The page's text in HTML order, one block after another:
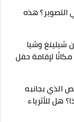
التصوير؟ هذه
شيلينغ وشيا
لإقامة حفل
الذي بجانبه
للأثرياء